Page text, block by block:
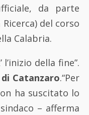
da parte
Ricerca) del corso
Calabria.
della fine”.
Catanzaro.“Per
ha suscitato lo
– afferma